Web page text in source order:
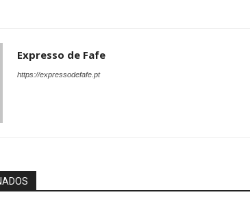
Expresso de Fafe
https://expressodefafe.pt